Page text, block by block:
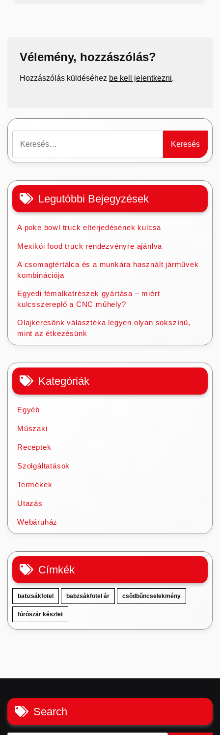
Vélemény, hozzászólás?
Hozzászólás küldéséhez be kell jelentkezni.
Legutóbbi Bejegyzések
A poke bowl truck elterjedésének kulcsa
Mexikói food truck rendezvényre ajánlva
A csomagtértálca és a munkára használt járművek
kombinációja
Egyedi fémalkatrészek gyártása – miért
kulcsszereplő a CNC műhely?
Olajkeresőnk választéka legyen olyan sokszínű,
mint az étkezésünk
Kategóriák
Egyéb
Műszaki
Receptek
Szolgáltatások
Termékek
Utazás
Webáruház
Címkék
babzsákfotel babzsákfotel ár csődbűncselekmény
fúrószár készlet
Search